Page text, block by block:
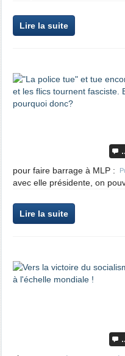
Lire la suite
pour faire barrage à MLP :
avec elle présidente, on
Lire la suite